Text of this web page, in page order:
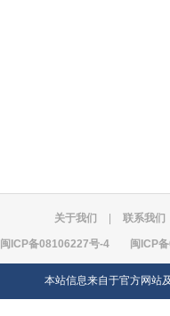
关于我们 联系我们
闽ICP备08106227号-4 闽ICP
本站信息来自于官方网站